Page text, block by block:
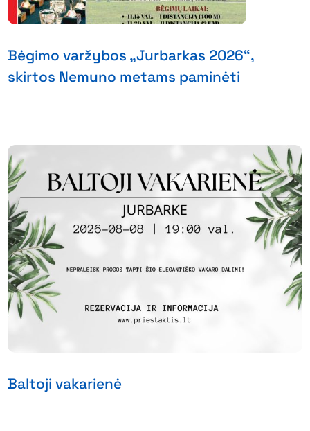
Bėgimo varžybos „Jurbarkas 2026“,
skirtos Nemuno metams paminėti
Baltoji vakarienė